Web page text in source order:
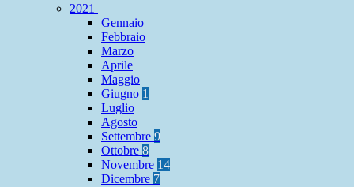
2021
Gennaio
Febbraio
Marzo
Aprile
Maggio
Giugno 1
Luglio
Agosto
Settembre 9
Ottobre 8
Novembre 14
Dicembre 7